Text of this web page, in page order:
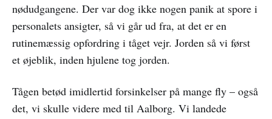
nødudgangene. Der var dog ikke nogen panik at spore i
personalets ansigter, så vi går ud fra, at det er en
rutinemæssig opfordring i tåget vejr. Jorden så vi først
et øjeblik, inden hjulene tog jorden.
Tågen betød imidlertid forsinkelser på mange fly – også
det, vi skulle videre med til Aalborg. Vi landede